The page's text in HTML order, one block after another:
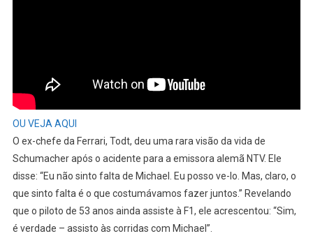
OU VEJA AQUI
O ex-chefe da Ferrari, Todt, deu uma rara visão da vida de
Schumacher após o acidente para a emissora alemã NTV. Ele
disse: “Eu não sinto falta de Michael. Eu posso ve-lo. Mas, claro, o
que sinto falta é o que costumávamos fazer juntos.” Revelando
que o piloto de 53 anos ainda assiste à F1, ele acrescentou: “Sim,
é verdade – assisto às corridas com Michael”.